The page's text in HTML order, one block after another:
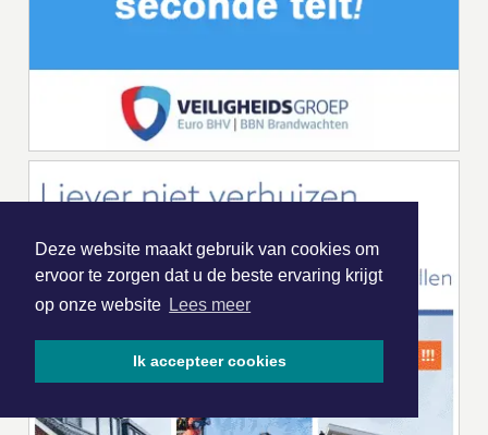
Deze website maakt gebruik van cookies om
ervoor te zorgen dat u de beste ervaring krijgt
op onze website Lees meer
Ik accepteer cookies